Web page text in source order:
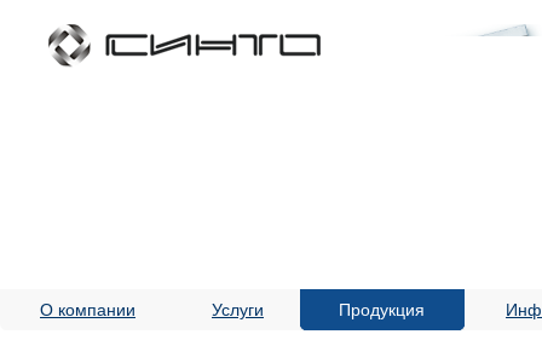
О компании Услуги Продукция